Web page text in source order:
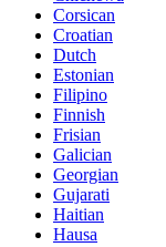
Corsican
Croatian
Dutch
Estonian
Filipino
Finnish
Frisian
Galician
Georgian
Gujarati
Haitian
Hausa